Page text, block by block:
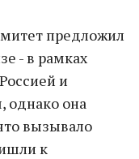
предложил
- в рамках
и
однако она
вызывало
к